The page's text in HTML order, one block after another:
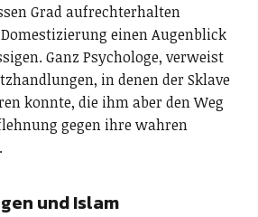
Grad aufrechterhalten
einen Augenblick
Ganz Psychologe, verweist
in denen der Sklave
konnte, die ihm aber den Weg
gegen ihre wahren
und Islam